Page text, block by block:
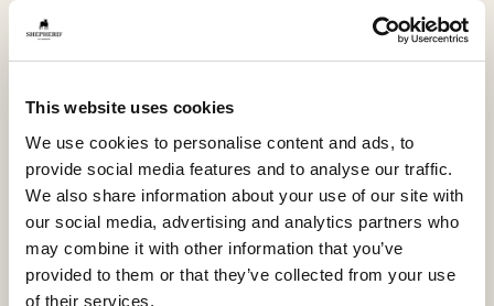
This website uses cookies
We use cookies to personalise content and ads, to
provide social media features and to analyse our traffic.
We also share information about your use of our site with
our social media, advertising and analytics partners who
may combine it with other information that you’ve
provided to them or that they’ve collected from your use
of their services.
lyhytkarvainen lampaantalja, joka luo kotiin rauhallista
ja harmonista tunnelmaa. Australiasta peräisin oleva
luonnonmateriaali takaa laadukkaan ja aidon
Tämä lampaantalja on valmistettu huolellisesti
yhdistämällä kaksi taljaa, mikä tekee siitä reilun
kokoisen, 190 x 60 cm. Se sopii täydellisesti lattialle
tuomaan lämpöä ja kodikkuutta esimerkiksi sängyn
viereen, olohuoneeseen tai viihtyisään
lukunurkkaukseen.